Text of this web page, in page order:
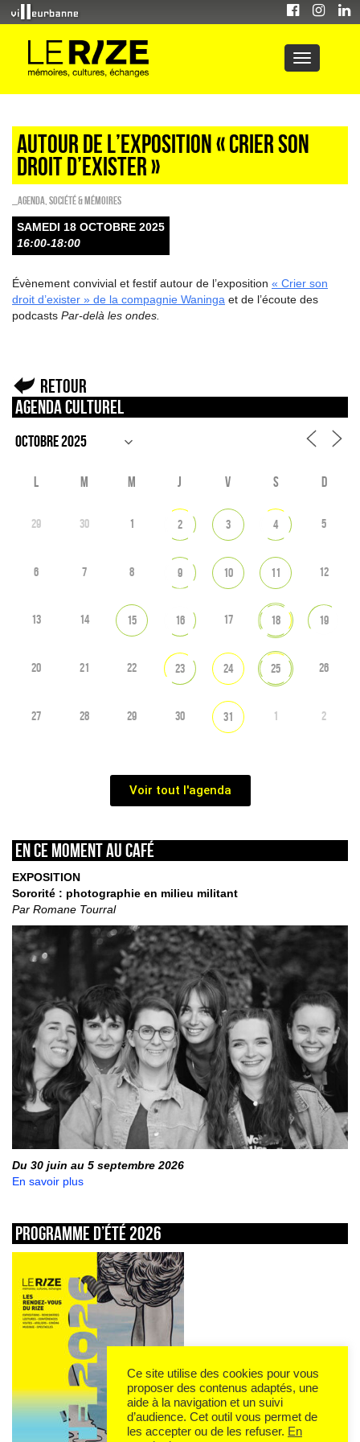
Autour de l’exposition « Crier son
droit d’exister »
_Agenda Société & Mémoires
SAMEDI 18 OCTOBRE 2025
16:00-18:00
Évènement convivial et festif autour de l’exposition « Crier son
droit d’exister » de la compagnie Waninga et de l’écoute des
podcasts Par-delà les ondes.
Retour
Agenda culturel
L M M J V S D
29 30 1 2 3 4 5
6 7 8 9 10 11 12
13 14 15 16 17 18 19
20 21 22 23 24 25 26
27 28 29 30 31 1 2
Voir tout l'agenda
En ce moment au café
EXPOSITION
Sororité : photographie en milieu militant
Par Romane Tourral
Du 30 juin au 5 septembre 2026
En savoir plus
Programme d’été 2026
Ce site utilise des cookies pour vous
proposer des contenus adaptés, une
aide à la navigation et un suivi
d’audience. Cet outil vous permet de
les accepter ou de les refuser. En